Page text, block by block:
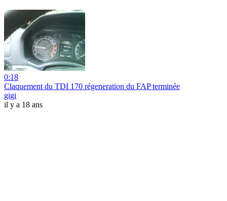
0:18
Claquement du TDI 170 régeneration du FAP terminée
gigi
il y a 18 ans